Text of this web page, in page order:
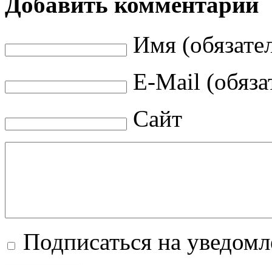
Имя
E-Mail
Сайт
Подписаться на